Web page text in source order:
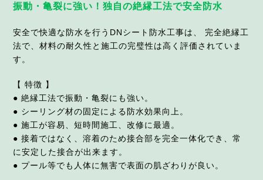
振動・亀裂に強い！独自の絶縁工法で安全防水
安全で快適な防水を行うDNシート防水工事は、
完全絶縁工
法で、材料の耐久性と施工の完璧性は高く評価されていま
す。
【 特徴 】
● 絶縁工法で振動・亀裂にも強い。
● シーリング材の固定による防水効果向上。
● 施工が容易、短時間施工、改修に最適。
● 接着ではなく、溶着のため接合部を完全一体化でき、常
に安定した接合が出来ます。
● プール等でも人体に無害で表面の肌ざわりが良い。